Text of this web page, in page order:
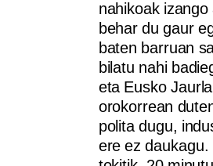
nahikoak
behar du gaur
baten barruan
bilatu nahi
eta Eusko
orokorrean
polita dugu,
ere ez